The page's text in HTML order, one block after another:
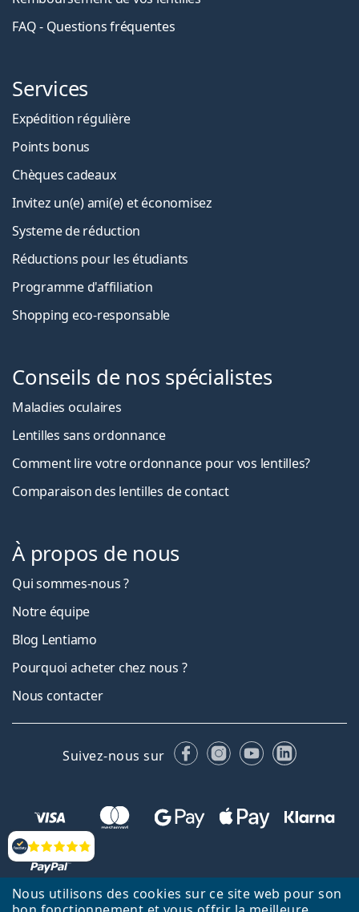
Nous utilisons des cookies sur ce site web pour son
Évaluation
FAQ - Questions fréquentes
Services
Expédition régulière
Points bonus
Chèques cadeaux
Invitez un(e) ami(e) et économisez
Systeme de réduction
Réductions pour les étudiants
Programme d'affiliation
Shopping eco-responsable
Conseils de nos spécialistes
Maladies oculaires
Lentilles sans ordonnance
Comment lire votre ordonnance pour vos lentilles?
Comparaison des lentilles de contact
À propos de nous
Qui sommes-nous ?
Notre équipe
Blog Lentiamo
Pourquoi acheter chez nous ?
Nous contacter
Suivez-nous sur FacebookInstagram
YouTubeLinkedIn